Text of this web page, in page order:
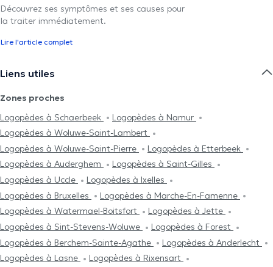
Découvrez ses symptômes et ses causes pour
la traiter immédiatement.
Lire l'article complet
Liens utiles
Zones proches
Logopèdes à Schaerbeek
Logopèdes à Namur
Logopèdes à Woluwe-Saint-Lambert
Logopèdes à Woluwe-Saint-Pierre
Logopèdes à Etterbeek
Logopèdes à Auderghem
Logopèdes à Saint-Gilles
Logopèdes à Uccle
Logopèdes à Ixelles
Logopèdes à Bruxelles
Logopèdes à Marche-En-Famenne
Logopèdes à Watermael-Boitsfort
Logopèdes à Jette
Logopèdes à Sint-Stevens-Woluwe
Logopèdes à Forest
Logopèdes à Berchem-Sainte-Agathe
Logopèdes à Anderlecht
Logopèdes à Lasne
Logopèdes à Rixensart